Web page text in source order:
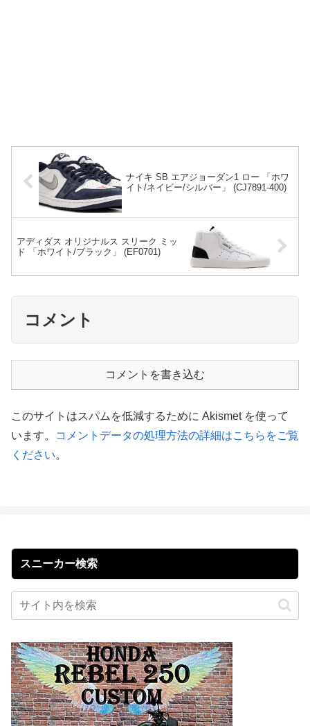
ナイキ SB エアジョーダン1 ロー 「ホワ
イト/ネイビー/シルバー」 (CJ7891-400)
アディダス オリジナルス スリーク ミッ
ド 「ホワイト/ブラック」 (EF0701)
コメント
コメントを書き込む
このサイトはスパムを低減するために Akismet を使って
います。
コメントデータの処理方法の詳細はこちらをご覧
ください。
スニーカー検索